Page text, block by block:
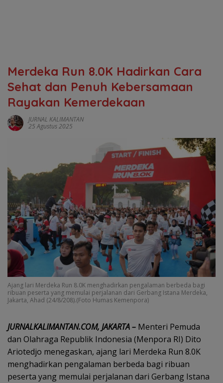
Merdeka Run 8.0K Hadirkan Cara
Sehat dan Penuh Kebersamaan
Rayakan Kemerdekaan
JURNAL KALIMANTAN
25 Agustus 2025
Ajang lari Merdeka Run 8.0K menghadirkan pengalaman berbeda bagi
ribuan peserta yang memulai perjalanan dari Gerbang Istana Merdeka,
Jakarta, Ahad (24/8/208).(Foto Humas Kemenpora)
JURNALKALIMANTAN.COM, JAKARTA – Menteri Pemuda
dan Olahraga Republik Indonesia (Menpora RI) Dito
Ariotedjo menegaskan, ajang lari Merdeka Run 8.0K
menghadirkan pengalaman berbeda bagi ribuan
peserta yang memulai perjalanan dari Gerbang Istana